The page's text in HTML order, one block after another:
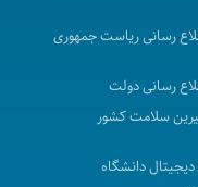
1406
ساختمان مرکز دیالیز
به بالاترین
رسانی ریاست جمهوری
رسانی دولت
سلامت کشور
دیجیتال دانشگاه